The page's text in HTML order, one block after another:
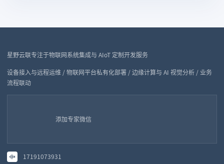
星野云联专注于物联网系统集成与 AIoT 定制开发服务
设备接入与远程运维 / 物联网平台私有化部署 / 边缘计算与 AI 视觉分析 / 业务
流程联动
添加专家微信
17191073931